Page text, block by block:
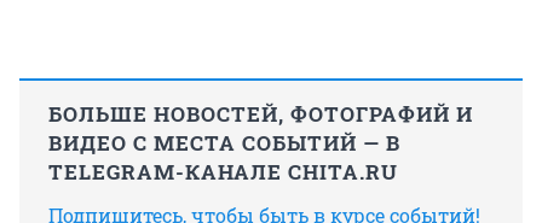
БОЛЬШЕ НОВОСТЕЙ, ФОТОГРАФИЙ И
ВИДЕО С МЕСТА СОБЫТИЙ — В
TELEGRAM-КАНАЛЕ CHITA.RU
Подпишитесь, чтобы быть в курсе событий!